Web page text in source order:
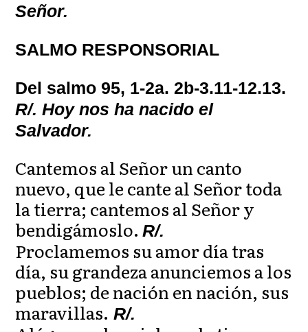
Señor.
SALMO RESPONSORIAL
Del salmo 95, 1-2a. 2b-3.11-12.13.
R/. Hoy nos ha nacido el
Salvador.
Cantemos al Señor un canto
nuevo, que le cante al Señor toda
la tierra; cantemos al Señor y
bendigámoslo.R/.
Proclamemos su amor día tras
día, su grandeza anunciemos a los
pueblos; de nación en nación, sus
maravillas. R/.